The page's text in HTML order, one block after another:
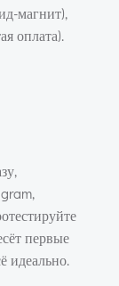
магнит),
оплата).
первые
идеально.